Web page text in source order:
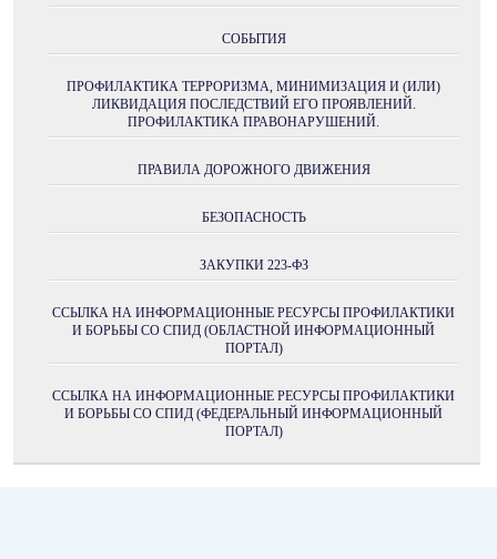
СОБЫТИЯ
ПРОФИЛАКТИКА ТЕРРОРИЗМА, МИНИМИЗАЦИЯ И (ИЛИ)
ЛИКВИДАЦИЯ ПОСЛЕДСТВИЙ ЕГО ПРОЯВЛЕНИЙ.
ПРОФИЛАКТИКА ПРАВОНАРУШЕНИЙ.
ПРАВИЛА ДОРОЖНОГО ДВИЖЕНИЯ
БЕЗОПАСНОСТЬ
ЗАКУПКИ 223-ФЗ
ССЫЛКА НА ИНФОРМАЦИОННЫЕ РЕСУРСЫ ПРОФИЛАКТИКИ
И БОРЬБЫ СО СПИД (ОБЛАСТНОЙ ИНФОРМАЦИОННЫЙ
ПОРТАЛ)
ССЫЛКА НА ИНФОРМАЦИОННЫЕ РЕСУРСЫ ПРОФИЛАКТИКИ
И БОРЬБЫ СО СПИД (ФЕДЕРАЛЬНЫЙ ИНФОРМАЦИОННЫЙ
ПОРТАЛ)